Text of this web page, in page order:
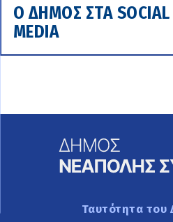
Ο ΔΗΜΟΣ ΣΤΑ SOCIAL
MEDIA
Ταυτότητα του